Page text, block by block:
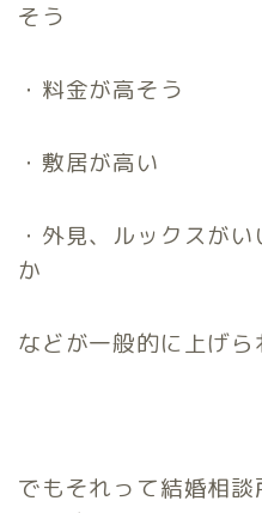
そう
・料金が高そう
・敷居が高い
・外見、ルックスが
か
などが一般的に上げら
でもそれって結婚相